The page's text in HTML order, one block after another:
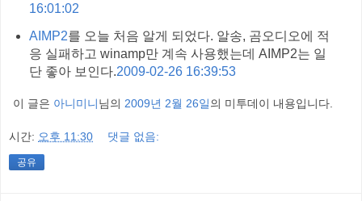
16:01:02
AIMP2를 오늘 처음 알게 되었다. 알송, 곰오디오에 적
응 실패하고 winamp만 계속 사용했는데 AIMP2는 일
단 좋아 보인다.2009-02-26 16:39:53
이 글은 아니미니님의 2009년 2월 26일의 미투데이 내용입니다.
시간: 오후 11:30 댓글 없음:
공유